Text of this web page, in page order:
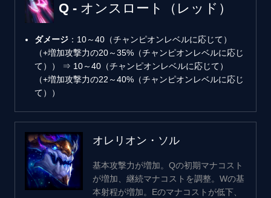
Q - オンスロート（レッド）
ダメージ ：10～40（チャンピオンレベルに応じて）
（+増加攻撃力の20～35%（チャンピオンレベルに応じ
て）） ⇒ 10～40（チャンピオンレベルに応じて）
（+増加攻撃力の22～40%（チャンピオンレベルに応じ
て））
オレリオン・ソル
基本攻撃力が増加。Qの初期マナコスト
が増加、継続マナコストを調整。Wの基
本射程が増加。Eのマナコストが低下、